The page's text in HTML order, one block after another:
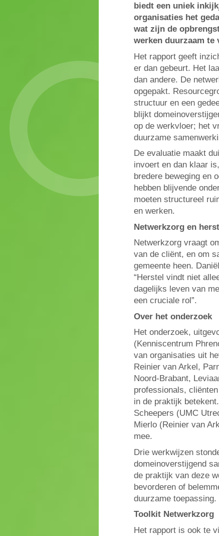
biedt een uniek
organisaties het
wat zijn de
werken duurzaam te
Het rapport geeft
er dan gebeurt. Het
dan andere. De
opgepakt.
structuur en een
blijkt
op de werkvloer; het
duurzame
De evaluatie maakt
invoert en dan klaar
bredere beweging en
hebben blijvende
moeten structureel
en werken.
Netwerkzorg en
Netwerkzorg vraagt
van de cliënt, en om
gemeente heen.
“Herstel vindt niet
dagelijks leven van
een cruciale rol”.
Over het onderzoek
Het onderzoek,
(Kenniscentrum
van organisaties uit
Reinier van Arkel,
Noord-Brabant,
professionals,
in de praktijk
Scheepers (UMC
Mierlo (Reinier van
mee.
Drie werkwijzen
domeinoverstijgend
de praktijk van deze
bevorderen of
duurzame toepassing.
Toolkit Netwerkzorg
Het rapport is ook te